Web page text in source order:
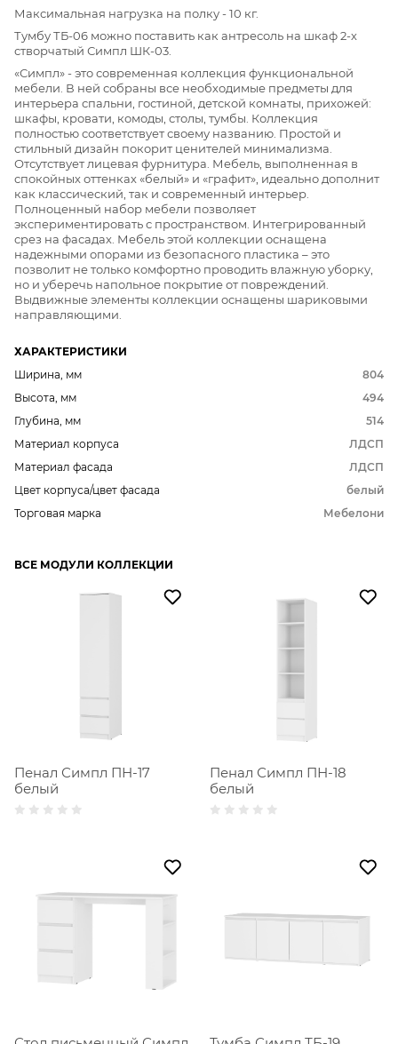
Максимальная нагрузка на полку - 10 кг.
Тумбу ТБ-06 можно поставить как антресоль на шкаф 2-х
створчатый Симпл ШК-03.
«Симпл» - это современная коллекция функциональной
мебели. В ней собраны все необходимые предметы для
интерьера спальни, гостиной, детской комнаты, прихожей:
шкафы, кровати, комоды, столы, тумбы. Коллекция
полностью соответствует своему названию. Простой и
стильный дизайн покорит ценителей минимализма.
Отсутствует лицевая фурнитура. Мебель, выполненная в
спокойных оттенках «белый» и «графит», идеально дополнит
как классический, так и современный интерьер.
Полноценный набор мебели позволяет
экспериментировать с пространством. Интегрированный
срез на фасадах. Мебель этой коллекции оснащена
надежными опорами из безопасного пластика – это
позволит не только комфортно проводить влажную уборку,
но и уберечь напольное покрытие от повреждений.
Выдвижные элементы коллекции оснащены шариковыми
направляющими.
ХАРАКТЕРИСТИКИ
Ширина, мм
804
Высота, мм
494
Глубина, мм
514
Материал корпуса
ЛДСП
Материал фасада
ЛДСП
Цвет корпуса/цвет фасада
белый
Торговая марка
Мебелони
ВСЕ МОДУЛИ КОЛЛЕКЦИИ
Пенал Симпл ПН-17
белый
Пенал Симпл ПН-18
белый